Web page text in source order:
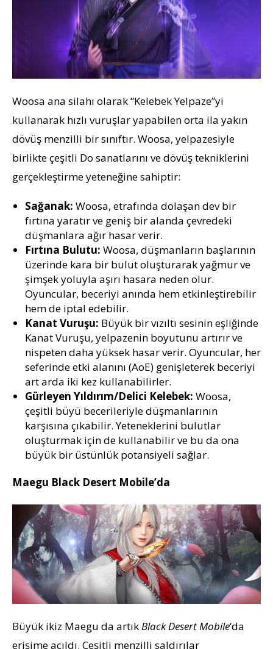
Woosa ana silahı olarak “Kelebek Yelpaze”yi
kullanarak hızlı vuruşlar yapabilen orta ila yakın
dövüş menzilli bir sınıftır. Woosa, yelpazesiyle
birlikte çeşitli Do sanatlarını ve dövüş tekniklerini
gerçekleştirme yeteneğine sahiptir:
Sağanak: Woosa, etrafında dolaşan dev bir
fırtına yaratır ve geniş bir alanda çevredeki
düşmanlara ağır hasar verir.
Fırtına Bulutu: Woosa, düşmanların başlarının
üzerinde kara bir bulut oluşturarak yağmur ve
şimşek yoluyla aşırı hasara neden olur.
Oyuncular, beceriyi anında hem etkinleştirebilir
hem de iptal edebilir.
Kanat Vuruşu: Büyük bir vızıltı sesinin eşliğinde
Kanat Vuruşu, yelpazenin boyutunu artırır ve
nispeten daha yüksek hasar verir. Oyuncular, her
seferinde etki alanını (AoE) genişleterek beceriyi
art arda iki kez kullanabilirler.
Gürleyen Yıldırım/Delici Kelebek: Woosa,
çeşitli büyü becerileriyle düşmanlarının
karşısına çıkabilir. Yeteneklerini bulutlar
oluşturmak için de kullanabilir ve bu da ona
büyük bir üstünlük potansiyeli sağlar.
Maegu Black Desert Mobile’da
Büyük ikiz Maegu da artıkBlack Desert Mobile‘da
erişime açıldı. Çeşitli menzilli saldırılar